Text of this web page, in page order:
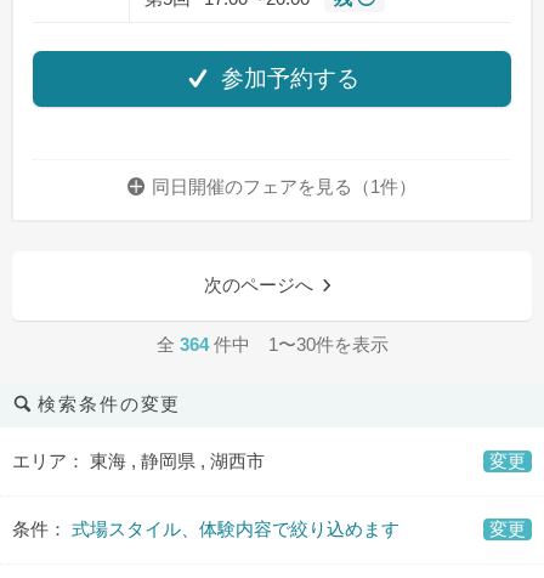
参加予約する
同日開催のフェアを 見る（1件）
次のページへ
全 364 件中 1〜30件を表示
検索条件の変更
エリア： 東海 , 静岡県 , 湖西市 変更
条件： 式場スタイル、体験内容で絞り込めます 変更